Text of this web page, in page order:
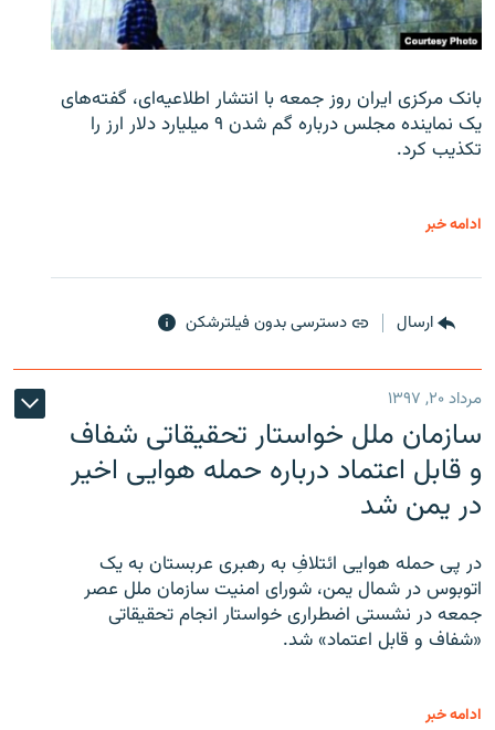
بانک مرکزی ایران روز جمعه با انتشار اطلاعیه‌ای، گفته‌های
یک نماینده مجلس درباره گم شدن ۹ میلیارد دلار ارز را
تکذیب کرد.
ادامه خبر
ارسال دسترسی بدون فیلترشکن
مرداد ۲۰, ۱۳۹۷
سازمان ملل خواستار تحقیقاتی شفاف
و قابل اعتماد درباره حمله هوایی اخیر
در یمن شد
در پی حمله هوایی ائتلافِ به رهبری عربستان به یک
اتوبوس در شمال یمن، شورای امنیت سازمان ملل عصر
جمعه در نشستی اضطراری خواستار انجام تحقیقاتی
«شفاف و قابل اعتماد» شد.
ادامه خبر